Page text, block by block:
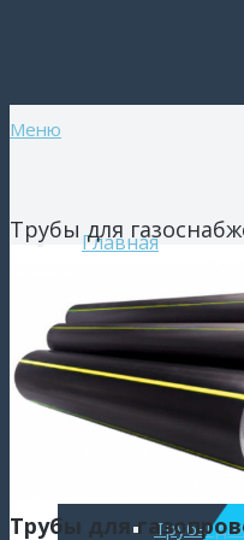
Меню
Главная
Каталог
Полимерные
Трубы
Трубы для
Трубы для